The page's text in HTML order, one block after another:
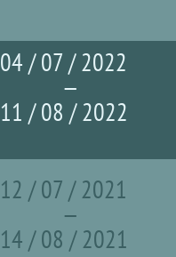
04 / 07 / 2022
—
11 / 08 / 2022
12 / 07 / 2021
—
14 / 08 / 2021